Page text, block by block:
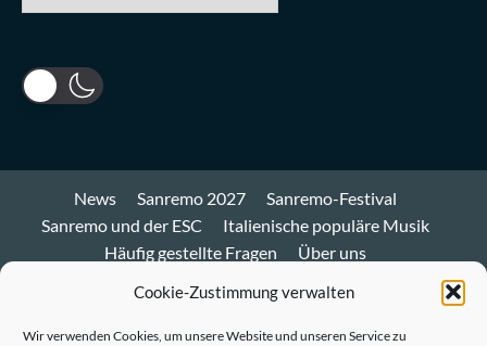
Cookie-Zustimmung verwalten
Wir verwenden Cookies, um unsere Website und unseren Service zu
News Sanremo 2027
Sanremo-Festival
Sanremo und der ESC
Italienische populäre Musik
Häufig gestellte Fragen
Über uns